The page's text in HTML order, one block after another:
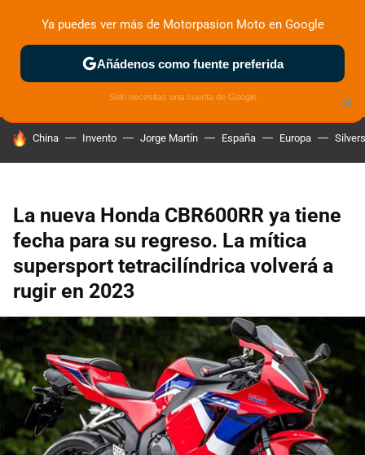
ZONA DE PRUEBAS DEPORTIVAS MOTOS ELÉCTRICAS
HOY SE HABLA DE
China Invento Jorge Martín España Europa
La nueva Honda CBR600RR ya tiene
fecha para su regreso. La mítica
supersport tetracilíndrica volverá a
rugir en 2023
×
Ya puedes ver más de Motorpasion Moto en Google
Añádenos como fuente preferida
Solo necesitas una cuenta de Google